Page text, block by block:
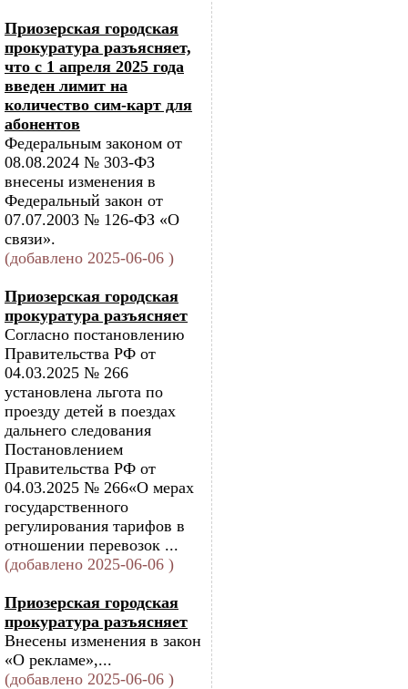
Приозерская городская
прокуратура разъясняет,
что с 1 апреля 2025 года
введен лимит на
количество сим-карт для
абонентов
Федеральным законом от
08.08.2024 № 303-ФЗ
внесены изменения в
Федеральный закон от
07.07.2003 № 126-ФЗ «О
связи».
(добавлено 2025-06-06 )
Приозерская городская
прокуратура разъясняет
Согласно постановлению
Правительства РФ от
04.03.2025 № 266
установлена льгота по
проезду детей в поездах
дальнего следования
Постановлением
Правительства РФ от
04.03.2025 № 266«О мерах
государственного
регулирования тарифов в
отношении перевозок ...
(добавлено 2025-06-06 )
Приозерская городская
прокуратура разъясняет
Внесены изменения в закон
«О рекламе»,...
(добавлено 2025-06-06 )